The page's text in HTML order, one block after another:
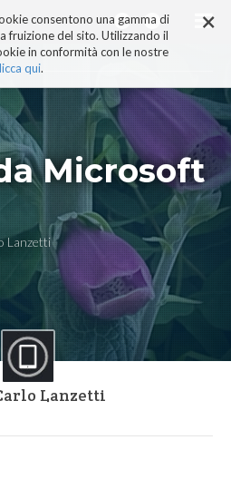
×
consentono una gamma di
fruizione del sito. Utilizzando il
in conformità con le nostre
qui.
Microsoft
Lanzetti
Lanzetti